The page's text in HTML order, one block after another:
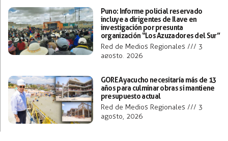
Puno: Informe policial reservado
incluye a dirigentes de Ilave en
investigación por presunta
organización “Los Azuzadores del Sur”
Red de Medios Regionales
3
agosto, 2026
GORE Ayacucho necesitaría más de 13
años para culminar obras si mantiene
presupuesto actual
Red de Medios Regionales
3
agosto, 2026